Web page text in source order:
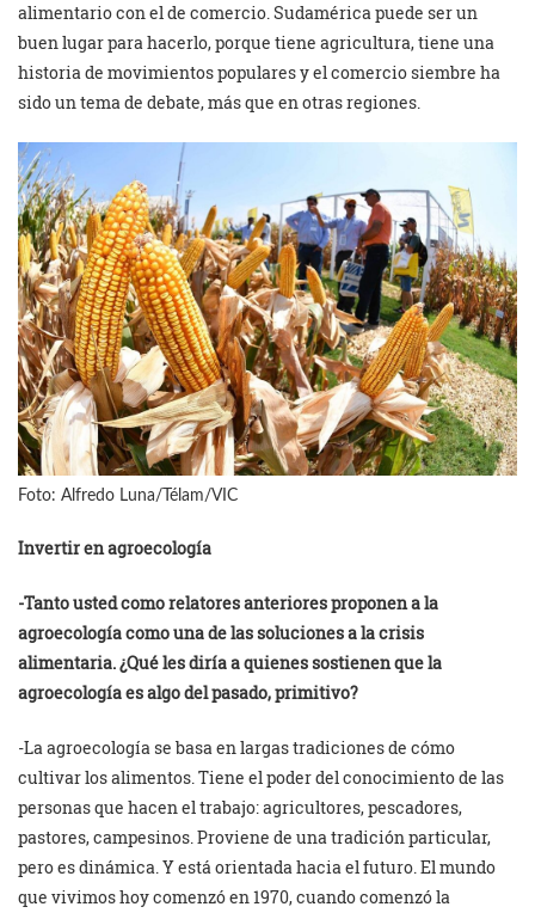
alimentario con el de comercio. Sudamérica puede ser un
buen lugar para hacerlo, porque tiene agricultura, tiene una
historia de movimientos populares y el comercio siembre ha
sido un tema de debate, más que en otras regiones.
Foto: Alfredo Luna/Télam/VIC
Invertir en agroecología
-Tanto usted como relatores anteriores proponen a la
agroecología como una de las soluciones a la crisis
alimentaria. ¿Qué les diría a quienes sostienen que la
agroecología es algo del pasado, primitivo?
-La agroecología se basa en largas tradiciones de cómo
cultivar los alimentos. Tiene el poder del conocimiento de las
personas que hacen el trabajo: agricultores, pescadores,
pastores, campesinos. Proviene de una tradición particular,
pero es dinámica. Y está orientada hacia el futuro. El mundo
que vivimos hoy comenzó en 1970, cuando comenzó la